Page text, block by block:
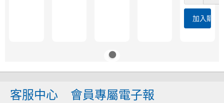
加入購物
客服中心 會員專屬電子報